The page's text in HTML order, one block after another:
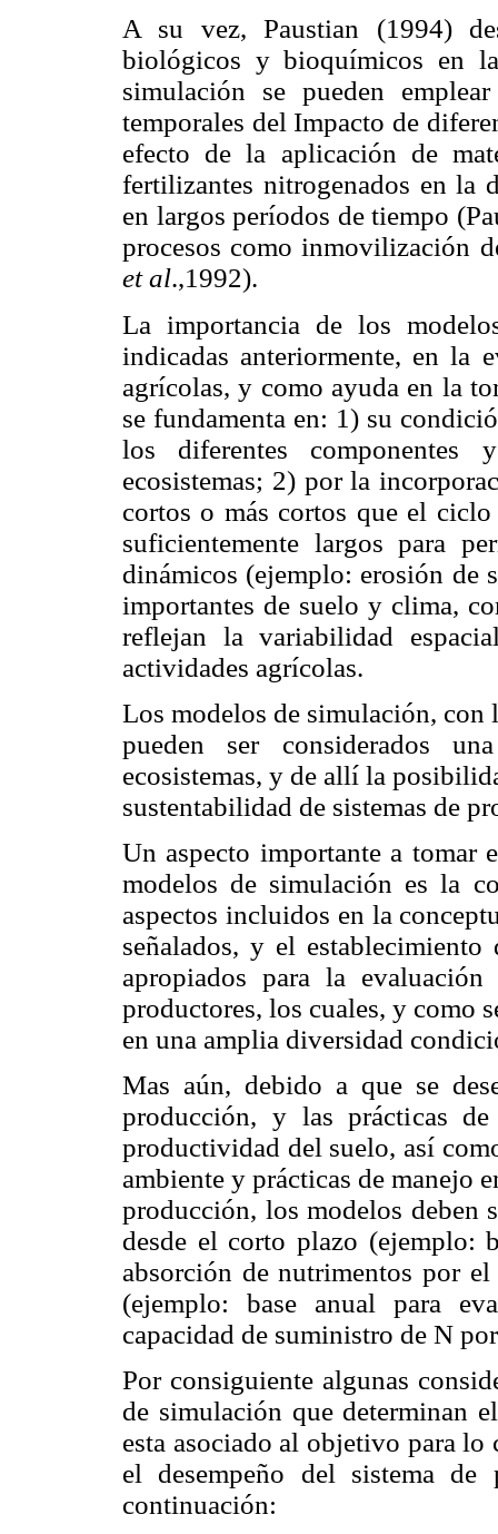
A su vez, Paustian (1994)
biológicos y bioquímicos en
simulación se pueden
temporales del Impacto de
efecto de la aplicación de
fertilizantes nitrogenados en la
en largos períodos de tiempo
procesos como inmovilización
et al.,1992).
La importancia de los
indicadas anteriormente, en la
agrícolas, y como ayuda en la
se fundamenta en: 1) su
los diferentes
ecosistemas; 2) por la
cortos o más cortos que el
suficientemente largos para
dinámicos (ejemplo: erosión de
importantes de suelo y clima,
reflejan la variabilidad
actividades agrícolas.
Los modelos de simulación, con
pueden ser considerados
ecosistemas, y de allí la
sustentabilidad de sistemas de
Un aspecto importante a tomar
modelos de simulación es la
aspectos incluidos en la
señalados, y el
apropiados para la
productores, los cuales, y como
en una amplia diversidad
Mas aún, debido a que se
producción, y las prácticas
productividad del suelo, así
ambiente y prácticas de manejo
producción, los modelos deben
desde el corto plazo (ejemplo:
absorción de nutrimentos por
(ejemplo: base anual para
capacidad de suministro de N
Por consiguiente algunas
de simulación que determinan
esta asociado al objetivo para lo
el desempeño del sistema
continuación: